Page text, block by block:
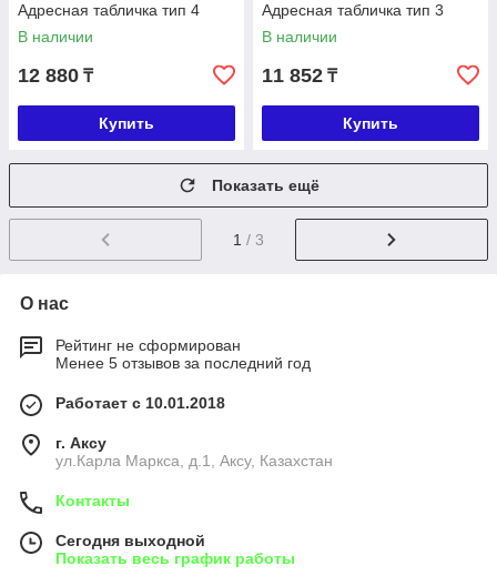
Адресная табличка тип 4
В наличии
12 880 ₸
Купить
Адресная табличка тип 3
В наличии
11 852 ₸
Купить
Показать ещё
1 / 3
О нас
Рейтинг не сформирован
Менее 5 отзывов за последний год
Работает с 10.01.2018
г. Аксу
ул.Карла Маркса, д.1, Аксу, Казахстан
Контакты
Сегодня выходной
Показать весь график работы